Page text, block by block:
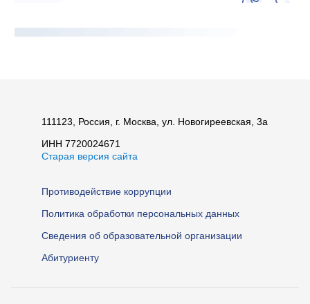
Целевое обучение-2024
111123, Россия, г. Москва, ул. Новогиреевская, 3а
ИНН 7720024671
Старая версия сайта
Противодействие коррупции
Политика обработки персональных данных
Сведения об образовательной организации
Абитуриенту